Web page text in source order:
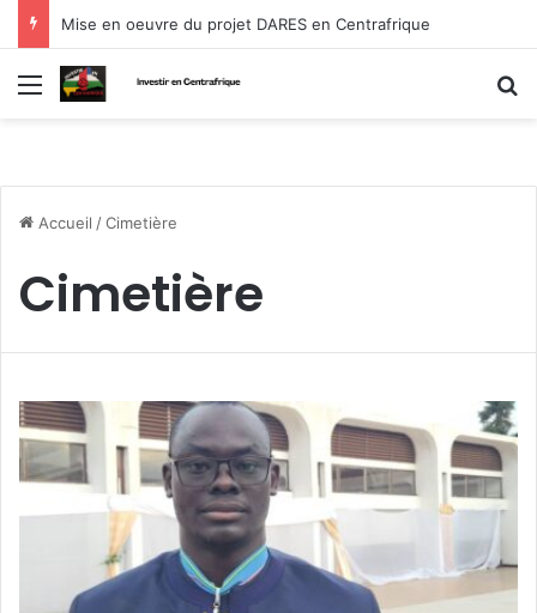
Mise en oeuvre du projet DARES en Centrafrique
Menu
Accueil /Cimetière
Cimetière